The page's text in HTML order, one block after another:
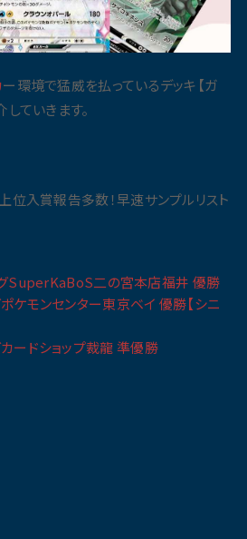
ー環境で猛威を払っているデッキ【ガ
ていきます。
位入賞報告多数！早速サンプルリスト
SuperKaBoS二の宮本店福井 優勝
ケモンセンター東京ベイ 優勝【シニ
ードショップ裁龍 準優勝